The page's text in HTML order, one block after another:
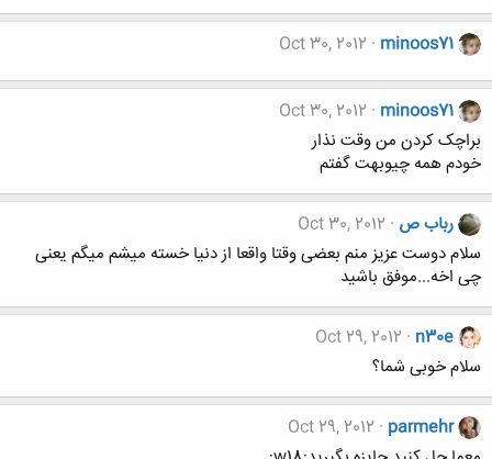
minoos71
Oct 30, 2012
minoos71
Oct 30, 2012
براچک کردن من وقت نذار
خودم همه چیوبهت گفتم
رباب ص Oct 30, 2012
سلام دوست عزیز منم بعضی وقتا واقعا از دنیا خسته میشم میگم یعنی
چی اخه...موفق باشید
n30e
Oct 29, 2012
سلام خوبی شما؟
parmehr
Oct 29, 2012